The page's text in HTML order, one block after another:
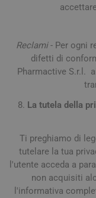
Reclami- Per ogni
difetti di
Pharmactive S.r.l.
La tutela della
Ti preghiamo di
tutelare la tua
l'utente acceda a
non acquisiti
l'informativa